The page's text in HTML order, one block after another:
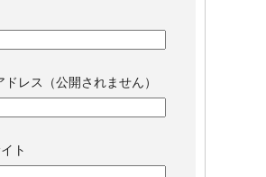
ドレス（公開されません）
ト